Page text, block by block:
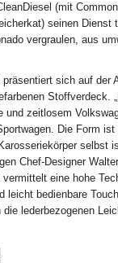
(mit
seinen Dienst
vergraulen, aus
sich auf der
Stoffverdeck.
und zeitlosem
Die Form
selbst
Chef-Designer
eine hohe
leicht bedienbare
die lederbezogenen